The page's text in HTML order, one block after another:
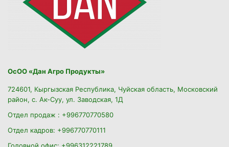
ОсОО «Дан Агро Продукты»
724601, Кыргызская Республика, Чуйская область, Московский
район, с. Ак-Суу, ул. Заводская, 1Д
Отдел продаж : +996770770580
Отдел кадров: +996770770111